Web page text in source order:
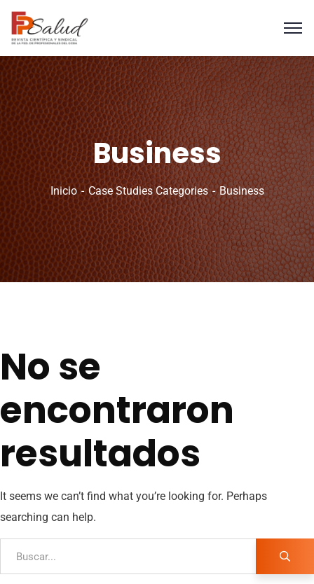
Business
Inicio Case Studies Categories Business
No se
encontraron
resultados
It seems we can’t find what you’re looking for. Perhaps
searching can help.